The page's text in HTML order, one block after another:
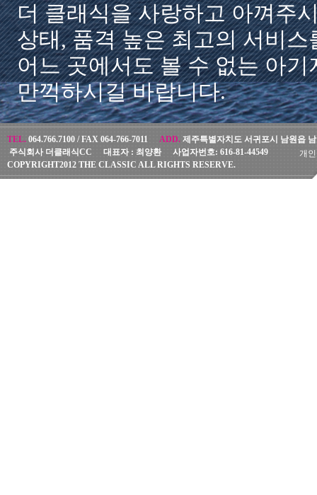
더 클래식을 사랑하고 아껴주
상태, 품격 높은 최고의 서비
어느 곳에서도 볼 수 없는 아
만끽하시길 바랍니다.
TEL. 064.766.7100 / FAX 064-766-7011 ADD. 제주특별자치도 서귀포시 남원읍 남
주식회사 더클래식CC
대표자 : 최양환 사업자번호: 616-81-44549
COPYRIGHT2012 THE CLASSIC ALL RIGHTS RESERVE.
개